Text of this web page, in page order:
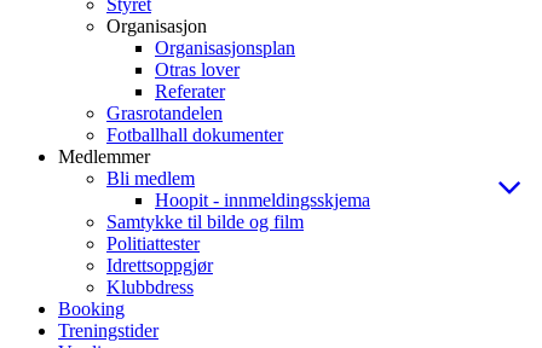
Organisasjon
Organisasjonsplan
Otras lover
Referater
Grasrotandelen
Fotballhall dokumenter
Medlemmer
Bli medlem
Hoopit - innmeldingsskjema
Samtykke til bilde og film
Politiattester
Idrettsoppgjør
Klubbdress
Booking
Treningstider